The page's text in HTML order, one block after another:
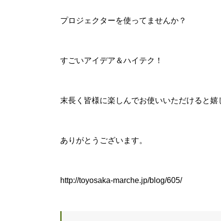
プロジェクターを使ってませんか？
すごいアイデア＆ハイテク！
末長く皆様に楽しんでお使いいただけると嬉
ありがとうございます。
http://toyosaka-marche.jp/blog/605/